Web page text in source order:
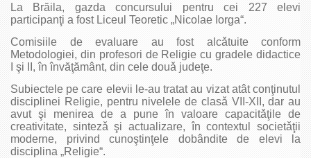
La Brăila, gazda concursului pentru cei 227 elevi
participanţi a fost Liceul Teoretic „Nicolae Iorga“.
Comisiile de evaluare au fost alcǎtuite conform
Metodologiei, din profesori de Religie cu gradele didactice
I şi II, în învăţământ, din cele douǎ judeţe.
Subiectele pe care elevii le-au tratat au vizat atât conţinutul
disciplinei Religie, pentru nivelele de clasǎ VII-XII, dar au
avut şi menirea de a pune în valoare capacitǎţile de
creativitate, sintezǎ şi actualizare, în contextul societǎţii
moderne, privind cunoştinţele dobândite de elevi la
disciplina „Religie“.